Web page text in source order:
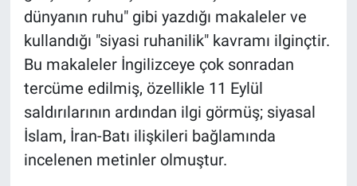
dünyanın ruhu" gibi yazdığı makaleler ve
kullandığı "siyasi ruhanilik" kavramı ilginçtir.
Bu makaleler İngilizceye çok sonradan
tercüme edilmiş, özellikle 11 Eylül
saldırılarının ardından ilgi görmüş; siyasal
İslam, İran-Batı ilişkileri bağlamında
incelenen metinler olmuştur.